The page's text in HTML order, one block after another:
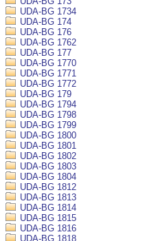
UDA-BG 1734
UDA-BG 174
UDA-BG 176
UDA-BG 1762
UDA-BG 177
UDA-BG 1770
UDA-BG 1771
UDA-BG 1772
UDA-BG 179
UDA-BG 1794
UDA-BG 1798
UDA-BG 1799
UDA-BG 1800
UDA-BG 1801
UDA-BG 1802
UDA-BG 1803
UDA-BG 1804
UDA-BG 1812
UDA-BG 1813
UDA-BG 1814
UDA-BG 1815
UDA-BG 1816
UDA-BG 1818